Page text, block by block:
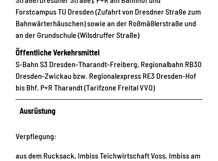
Forstcampus TU Dresden (Zufahrt von Dresdner Straße zum
Bahnwärterhäuschen) sowie an der Roßmäßlerstraße und
an der Grundschule (Wilsdruffer Straße)
Öffentliche Verkehrsmittel
S-Bahn S3 Dresden-Tharandt-Freiberg, Regionalbahn RB30
Dresden-Zwickau bzw. Regionalexpress RE3 Dresden-Hof
bis Bhf. P+R Tharandt (Tarifzone Freital VVO)
Ausrüstung
Verpflegung:
aus dem Rucksack, Imbiss Teichwirtschaft Voss, Imbiss am